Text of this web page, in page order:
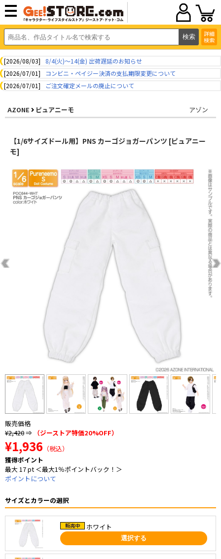
詳細
検索
[2026/08/03]
8/4(火)～14(金) 出荷遅延のお知らせ
[2026/07/01]
コンビニ・ペイジー決済の支払期限変更について
[2026/07/01]
ご注文確定メールの廃止について
AZONE ピュアニーモ アゾン
【1/6サイズドール用】PNS カーゴジョガーパンツ [ピュアニー
モ]
販売価格
¥2,420⇒ （ジーストア特価20%OFF）
¥1,936 （税込）
獲得ポイント
最大 17 pt ＜最大1％ポイントバック！＞
ポイントについて
サイズとカラーの選択
ホワイト
選択する